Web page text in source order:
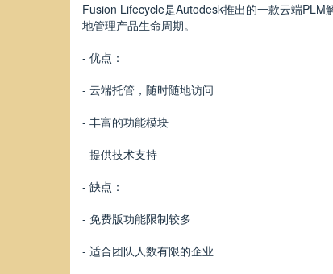
Fusion Lifecycle是Autodesk推出的一款云端
地管理产品生命周期。
- 优点：
- 云端托管，随时随地访问
- 丰富的功能模块
- 提供技术支持
- 缺点：
- 免费版功能限制较多
- 适合团队人数有限的企业